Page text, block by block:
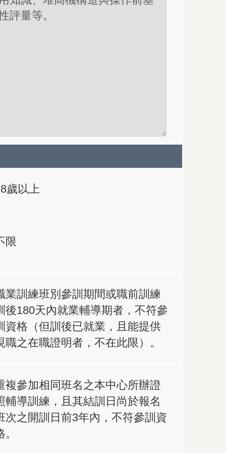
歲以上
限
業訓練班別參訓期間或職前訓練
後180天內就業輔導期者，不符參
資格（但訓後已就業，且能提供
職之在職證明者，不在此限）。
複參加相同班名之本中心所辦證
輔導訓練，且其結訓日尚於報名
次之開訓日前3年內，不符參訓資
。